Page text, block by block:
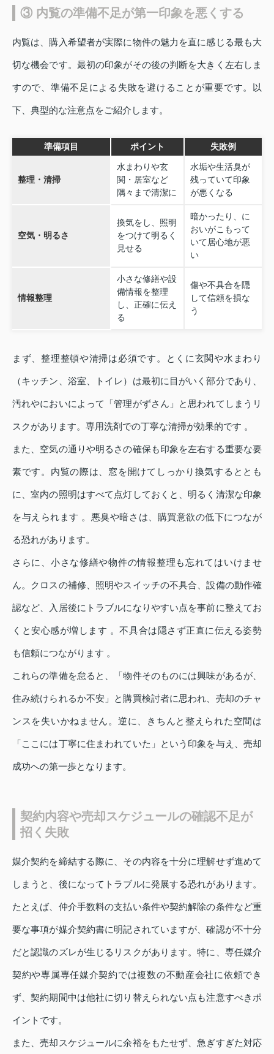
③ 内覧の準備不足が第一印象を悪くする
内覧は、購入希望者が実際に物件の魅力を直に感じる最も大
切な機会です。最初の印象がその後の判断を大きく左右しま
すので、準備不足による失敗を避けることが重要です。以
下、典型的な注意点をご紹介します。
準備項目 ポイント 失敗例
整理・清掃
水まわりや玄
関・居室など
隅々まで清潔に
水垢や生活臭が
残っていて印象
が悪くなる
空気・明るさ
換気をし、照明
をつけて明るく
見せる
暗かったり、に
おいがこもって
いて居心地が悪
い
情報整理
小さな修繕や設
備情報を整理
し、正確に伝え
る
傷や不具合を隠
して信頼を損な
う
まず、整理整頓や清掃は必須です。とくに玄関や水まわり
（キッチン、浴室、トイレ）は最初に目がいく部分であり、
汚れやにおいによって「管理がずさん」と思われてしまうリ
スクがあります。専用洗剤での丁寧な清掃が効果的です 。
また、空気の通りや明るさの確保も印象を左右する重要な要
素です。内覧の際は、窓を開けてしっかり換気するととも
に、室内の照明はすべて点灯しておくと、明るく清潔な印象
を与えられます 。悪臭や暗さは、購買意欲の低下につなが
る恐れがあります。
さらに、小さな修繕や物件の情報整理も忘れてはいけませ
ん。クロスの補修、照明やスイッチの不具合、設備の動作確
認など、入居後にトラブルになりやすい点を事前に整えてお
くと安心感が増します 。不具合は隠さず正直に伝える姿勢
も信頼につながります 。
これらの準備を怠ると、「物件そのものには興味があるが、
住み続けられるか不安」と購買検討者に思われ、売却のチャ
ンスを失いかねません。逆に、きちんと整えられた空間は
「ここには丁寧に住まわれていた」という印象を与え、売却
成功への第一歩となります。
契約内容や売却スケジュールの確認不足が
招く失敗
媒介契約を締結する際に、その内容を十分に理解せず進めて
しまうと、後になってトラブルに発展する恐れがあります。
たとえば、仲介手数料の支払い条件や契約解除の条件など重
要な事項が媒介契約書に明記されていますが、確認が不十分
だと認識のズレが生じるリスクがあります。特に、専任媒介
契約や専属専任媒介契約では複数の不動産会社に依頼でき
ず、契約期間中は他社に切り替えられない点も注意すべきポ
イントです。
また、売却スケジュールに余裕をもたせず、急ぎすぎた対応